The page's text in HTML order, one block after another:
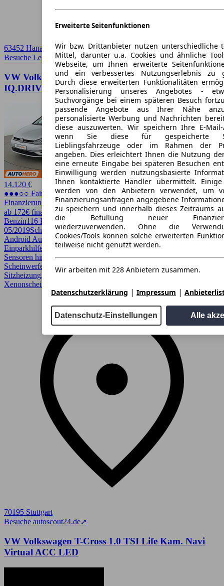
Erweiterte Seitenfunktionen
Wir bzw. Drittanbieter nutzen unterschiedliche
Mittel, darunter u.a. Cookies und ähnliche
Webseite, um Ihnen erweiterte
und ein verbessertes Nutzungserlebnis zu
Durch diese erweiterten Funktionalitäten
Personalisierung unseres Angebotes -
Suchvorgänge bei einem späteren Besuch
passende Angebote aus Ihrer Nähe
personalisierte Werbung und Nachrichten
diese auszuwerten. Wir speichern Ihre E-Mail-
wenn Sie diese für gespeicherte
Lieblingsfahrzeuge oder im Rahmen der
angeben. Dies erleichtert Ihnen die Nutzung
eine erneute Eingabe bei späteren Besuchen
Einwilligung werden nutzungsbasierte
Ihnen kontaktierte Händler übermittelt. Einige
werden von den Anbietern verwendet, um
Finanzierungsanfragen angegebene
zu speichern und innerhalb dieses Zeitraums
die Befüllung neuer
wiederzuverwenden. Ohne die
Cookies/Tools können solche erweiterten
teilweise nicht genutzt werden.
Wir arbeiten mit 228 Anbietern zusammen.
Datenschutzerklärung | Impressum |
Datenschutz-Einstellungen Alle
63452 Hanau
Besuche Leasingmarkt ➚
VW Volkswagen Golf 1.0 TSI
IQ.DRIVE*LED*NAVI*ACC*PDC*SHZ*KLIMA*
14.120 €
●●●○○ Fairer Preis
Finanzierung möglich
ab 172€ finanzieren ↗
Benzin116 PS (85 kW) 94.907 kmEZ
05/2019SchaltgetriebeLimousine5 Türen
Android Auto, Apple CarPlay, Bi-Xenon Scheinwerfer, CarPlay,
Einparkhilfe, Einparkhilfe selbstlenkendes System, Einparkhilfe
Sensoren hinten, Einparkhilfe Sensoren vorne, Garantie, LED, LED
Scheinwerfer, LED-Scheinwerfer, Lichtsensor, Regensensor,
Sitzheizung, Spurhalteassistent, Voll-LED Scheinwerfer,
Xenonscheinwerfer
70195 Stuttgart
Besuche autoscout24.de➚
VW Volkswagen T-Cross 1.0 TSI Life Kam. Navi
Virtual ACC LED